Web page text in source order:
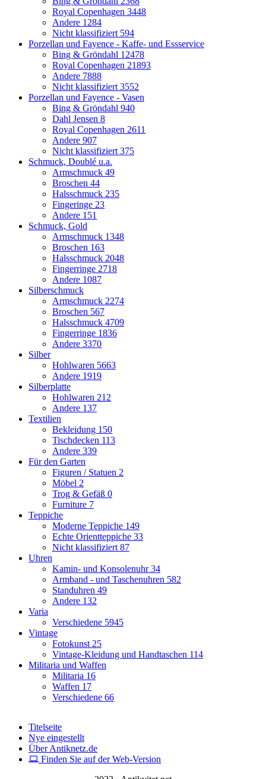
Royal Copenhagen 3448
Andere 1284
Nicht klassifiziert 594
Porzellan und Fayence - Kaffe- und Essservice
Bing & Gröndahl 12478
Royal Copenhagen 21893
Andere 7888
Nicht klassifiziert 3552
Porzellan und Fayence - Vasen
Bing & Gröndahl 940
Dahl Jensen 8
Royal Copenhagen 2611
Andere 907
Nicht klassifiziert 375
Schmuck, Doublé u.a.
Armschmuck 49
Broschen 44
Halsschmuck 235
Fingeringe 23
Andere 151
Schmuck, Gold
Armschmuck 1348
Broschen 163
Halsschmuck 2048
Fingerringe 2718
Andere 1087
Silberschmuck
Armschmuck 2274
Broschen 567
Halsschmuck 4709
Fingerringe 1836
Andere 3370
Silber
Hohlwaren 5663
Andere 1919
Silberplatte
Hohlwaren 212
Andere 137
Textilien
Bekleidung 150
Tischdecken 113
Andere 339
Für den Garten
Figuren / Statuen 2
Möbel 2
Trog & Gefäß 0
Furniture 7
Teppiche
Moderne Teppiche 149
Echte Orientteppiche 33
Nicht klassifiziert 87
Uhren
Kamin- und Konsolenuhr34
Armband - und Taschenuhren 582
Standuhren 49
Andere 132
Varia
Verschiedene 5945
Vintage
Fotokunst 25
Vintage-Kleidung und Handtaschen 114
Militaria und Waffen
Militaria 16
Waffen 17
Verschiedene 66
Titelseite
Nye eingestellt
Über Antiknetz.de
Finden Sie auf der Web-Version